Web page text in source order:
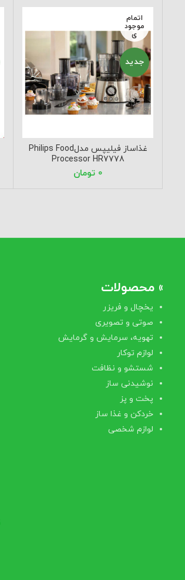
اتمام
موجود
ی
جدید
غذاساز فیلیپس مدلPhilips Food
Processor HR7778
تومان
» محصولات
یخچال و فریزر
صوتی و تصویری
تهویه، سرمایش و گرمایش
لوازم توکار
شستشو و نظافت
نوشیدنی ساز
پخت و پز
خردکن و غذا ساز
لوازم شخصی